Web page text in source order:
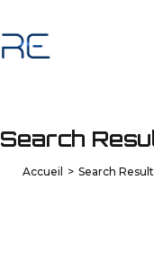
Search
Accueil > Search